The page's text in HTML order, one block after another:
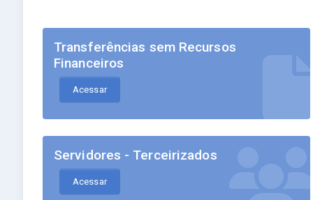
Transferências sem Recursos
Financeiros
Acessar
Servidores - Terceirizados
Acessar